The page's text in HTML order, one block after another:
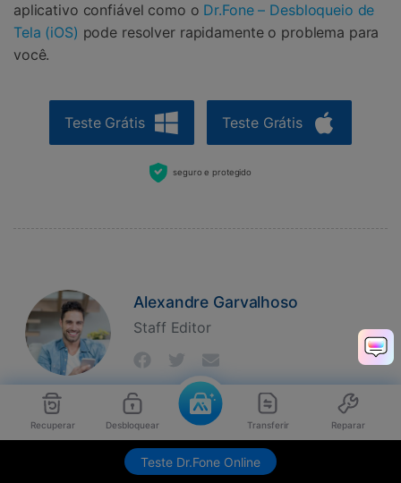
Recuperar Desbloquear Transferir Reparar
Teste Dr.Fone Online
aplicativo confiável como o Dr.Fone – Desbloqueio de
Tela (iOS) pode resolver rapidamente o problema para
você.
Teste Grátis Teste Grátis
seguro e protegido
Alexandre Garvalhoso
Staff Editor
Desbloquear Dispositivos> alterar localização Corrigir
tela 'iPad indisponível' com 4 soluções fáceis